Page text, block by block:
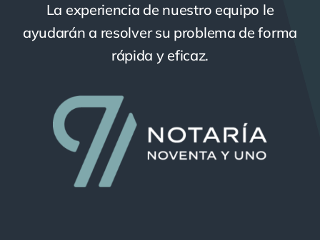
La experiencia de nuestro equipo le
ayudarán a resolver su problema de forma
rápida y eficaz.